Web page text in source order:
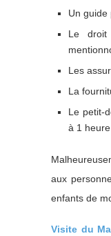
Un guide
Le droit
Les
La
Le petit-
à 1 heure
aux
enfants de
Visite du